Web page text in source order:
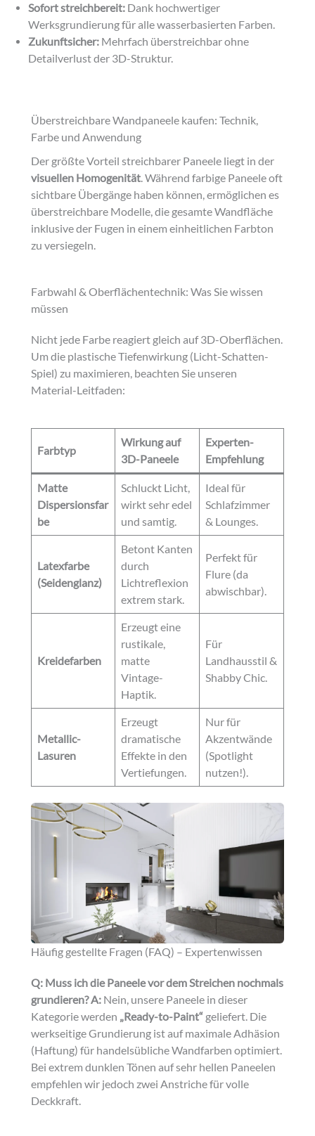
Sofort streichbereit: Dank hochwertiger
Werksgrundierung für alle wasserbasierten Farben.
Zukunftsicher: Mehrfach überstreichbar ohne
Detailverlust der 3D-Struktur.
Überstreichbare Wandpaneele kaufen: Technik,
Farbe und Anwendung
Der größte Vorteil streichbarer Paneele liegt in der
visuellen Homogenität. Während farbige Paneele oft
sichtbare Übergänge haben können, ermöglichen es
überstreichbare Modelle, die gesamte Wandfläche
inklusive der Fugen in einem einheitlichen Farbton
zu versiegeln.
Farbwahl & Oberflächentechnik: Was Sie wissen
müssen
Nicht jede Farbe reagiert gleich auf 3D-Oberflächen.
Um die plastische Tiefenwirkung (Licht-Schatten-
Spiel) zu maximieren, beachten Sie unseren
Material-Leitfaden:
Farbtyp
Wirkung auf
3D-Paneele
Experten-
Empfehlung
Matte
Dispersionsfar
be
Schluckt Licht,
wirkt sehr edel
und samtig.
Ideal für
Schlafzimmer
& Lounges.
Latexfarbe
(Seidenglanz)
Betont Kanten
durch
Lichtreflexion
extrem stark.
Perfekt für
Flure (da
abwischbar).
Kreidefarben
Erzeugt eine
rustikale,
matte
Vintage-
Haptik.
Für
Landhausstil &
Shabby Chic.
Metallic-
Lasuren
Erzeugt
dramatische
Effekte in den
Vertiefungen.
Nur für
Akzentwände
(Spotlight
nutzen!).
Häufig gestellte Fragen (FAQ) – Expertenwissen
Q: Muss ich die Paneele vor dem Streichen nochmals
grundieren?A: Nein, unsere Paneele in dieser
Kategorie werden „Ready-to-Paint“ geliefert. Die
werkseitige Grundierung ist auf maximale Adhäsion
(Haftung) für handelsübliche Wandfarben optimiert.
Bei extrem dunklen Tönen auf sehr hellen Paneelen
empfehlen wir jedoch zwei Anstriche für volle
Deckkraft.